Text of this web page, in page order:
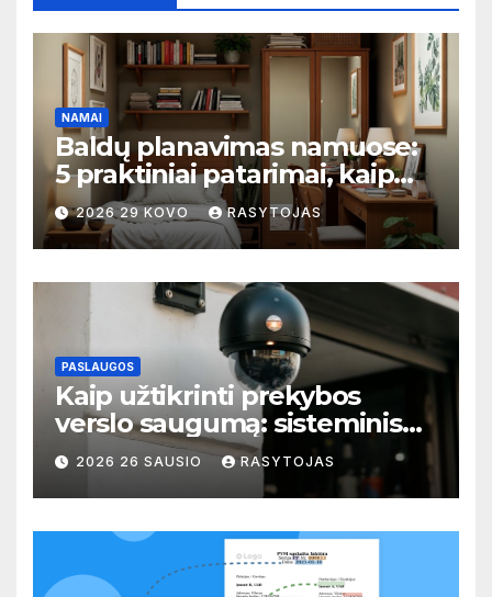
NAMAI
Baldų planavimas namuose:
5 praktiniai patarimai, kaip
išvengti perpildytų ir tuščių
zonų
2026 29 KOVO RASYTOJAS
PASLAUGOS
Kaip užtikrinti prekybos
verslo saugumą: sisteminis
požiūris į rizikų valdymą
2026 26 SAUSIO RASYTOJAS